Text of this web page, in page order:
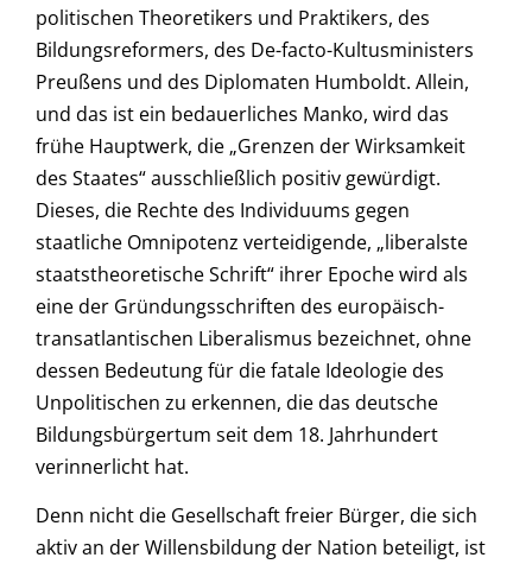
politischen Theoretikers und Praktikers, des
Bildungsreformers, des De-facto-Kultusministers
Preußens und des Diplomaten Humboldt. Allein,
und das ist ein bedauerliches Manko, wird das
frühe Hauptwerk, die „Grenzen der Wirksamkeit
des Staates“ ausschließlich positiv gewürdigt.
Dieses, die Rechte des Individuums gegen
staatliche Omnipotenz verteidigende, „liberalste
staatstheoretische Schrift“ ihrer Epoche wird als
eine der Gründungsschriften des europäisch-
transatlantischen Liberalismus bezeichnet, ohne
dessen Bedeutung für die fatale Ideologie des
Unpolitischen zu erkennen, die das deutsche
Bildungsbürgertum seit dem 18. Jahrhundert
verinnerlicht hat.
Denn nicht die Gesellschaft freier Bürger, die sich
aktiv an der Willensbildung der Nation beteiligt, ist